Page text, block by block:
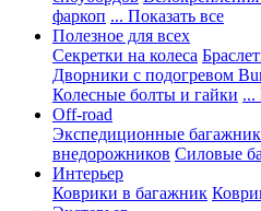
фаркоп ... Показать все
Полезное для всех
Секретки на колеса
Дворники с подогревом
Колесные болты и гайки ...
Off-road
Экспедиционные
внедорожников Силовые
Интерьер
Коврики в багажник